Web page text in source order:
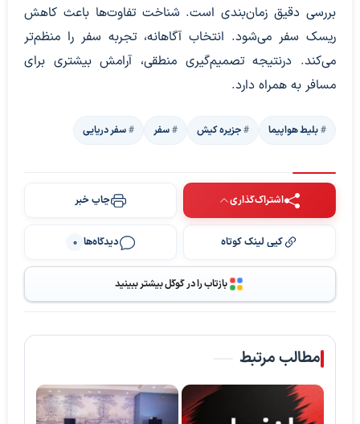
بررسی دقیق زمان‌بندی است. شناخت تفاوت‌ها باعث کاهش
ریسک سفر می‌شود. انتخاب آگاهانه، تجربه سفر را منظم‌تر
می‌کند. درنتیجه تصمیم‌گیری منطقی، آرامش بیشتری برای
مسافر به همراه دارد.
بلیط هواپیما جزیره کیش سفر سفر دریایی
اشتراک‌گذاری چاپ خبر
کپی لینک کوتاه دیدگاه‌ها 0
بازتاب را در گوگل بیشتر ببینید
مطالب مرتبط